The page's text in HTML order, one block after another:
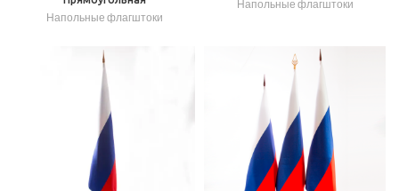
Напольные флагштоки
Напольные флагштоки